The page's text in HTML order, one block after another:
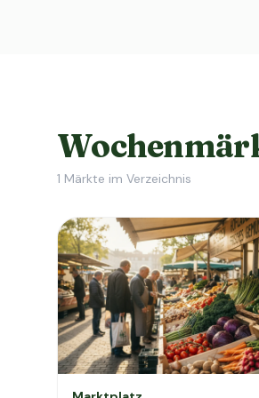
1 Märkte im Verzeichnis